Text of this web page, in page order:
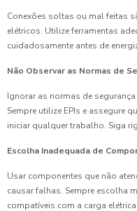
Conexões soltas ou mal feitas
elétricos. Utilize ferramentas
cuidadosamente antes de
Não Observar as Normas de
Ignorar as normas de
Sempre utilize EPIs e assegure
iniciar qualquer trabalho. Siga
Escolha Inadequada de
Usar componentes que não
causar falhas. Sempre escolha
compatíveis com a carga